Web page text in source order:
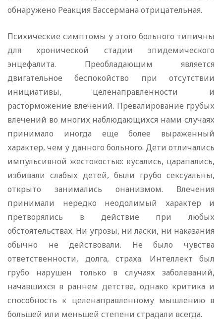
обнаружено Реакция Вассермана отрицательная.
Психические симптомы у этого больного типичны
для хронической стадии эпидемического
энцефалита. Преобладающим является
двигательное беспокойство при отсутствии
инициативы, целенаправленности и
расторможение влечений. Превалирование грубых
влечений во многих наблюдающихся нами случаях
принимало иногда еще более выраженный
характер, чем у данного больного. Дети отличались
импульсивной жестокостью: кусались, царапались,
избивали слабых детей, были грубо сексуальны,
открыто занимались онанизмом. Влечения
принимали нередко неодолимый характер и
претворялись в действие при любых
обстоятельствах. Ни угрозы, ни ласки, ни наказания
обычно не действовали. Не было чувства
ответственности, долга, страха. Интеллект был
грубо нарушен только в случаях заболеваний,
начавшихся в раннем детстве, однако критика и
способность к целенаправленному мышлению в
большей или меньшей степени страдали всегда.